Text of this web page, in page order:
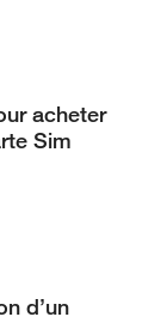
acheter
Sim
d’un